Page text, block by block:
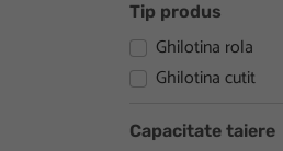
Tip produs
Ghilotina rola
Ghilotina cutit
Capacitate taiere